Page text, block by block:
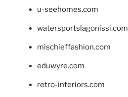
u-seehomes.com
watersportslagonissi.com
mischieffashion.com
eduwyre.com
retro-interiors.com